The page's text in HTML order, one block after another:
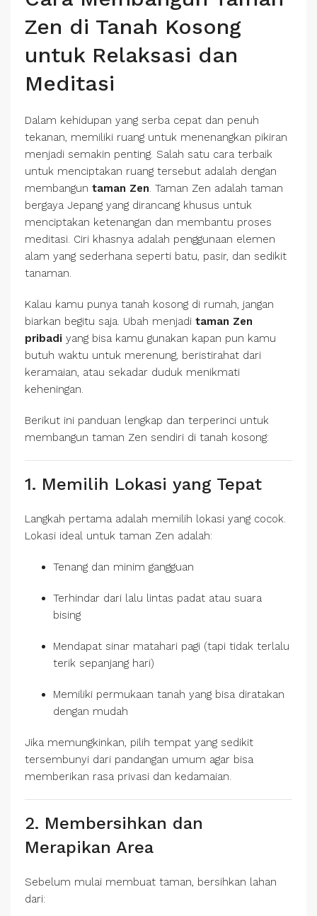
Zen di Tanah Kosong
untuk Relaksasi dan
Meditasi
Dalam kehidupan yang serba cepat dan penuh
tekanan, memiliki ruang untuk menenangkan pikiran
menjadi semakin penting. Salah satu cara terbaik
untuk menciptakan ruang tersebut adalah dengan
membangun taman Zen. Taman Zen adalah taman
bergaya Jepang yang dirancang khusus untuk
menciptakan ketenangan dan membantu proses
meditasi. Ciri khasnya adalah penggunaan elemen
alam yang sederhana seperti batu, pasir, dan sedikit
tanaman.
Kalau kamu punya tanah kosong di rumah, jangan
biarkan begitu saja. Ubah menjadi taman Zen
pribadi yang bisa kamu gunakan kapan pun kamu
butuh waktu untuk merenung, beristirahat dari
keramaian, atau sekadar duduk menikmati
keheningan.
Berikut ini panduan lengkap dan terperinci untuk
membangun taman Zen sendiri di tanah kosong:
1. Memilih Lokasi yang Tepat
Langkah pertama adalah memilih lokasi yang cocok.
Lokasi ideal untuk taman Zen adalah:
Tenang dan minim gangguan
Terhindar dari lalu lintas padat atau suara
bising
Mendapat sinar matahari pagi (tapi tidak terlalu
terik sepanjang hari)
Memiliki permukaan tanah yang bisa diratakan
dengan mudah
Jika memungkinkan, pilih tempat yang sedikit
tersembunyi dari pandangan umum agar bisa
memberikan rasa privasi dan kedamaian.
2. Membersihkan dan
Merapikan Area
Sebelum mulai membuat taman, bersihkan lahan
dari: